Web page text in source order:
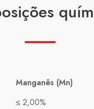
Manganês (Mn)
≤ 2,00%